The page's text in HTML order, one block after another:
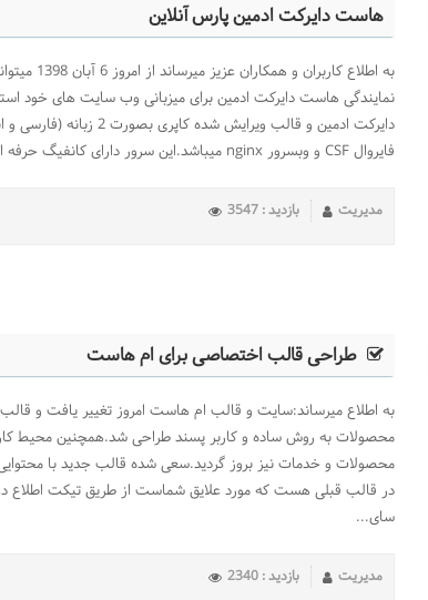
هاست دایرکت ادمین پارس آنلاین
به اطلاع
نمایندگی هاست دایرکت ادمین برای میزبانی وب سایت های خود
فایروال CSF و وبسرور nginx میباشد.این سرور دارای کانفیگ حرفه ای جهت لود...
مدیریت بازدید : 3547
طراحی قالب اختصاصی برای ام هاست
به اطلاع میرساند:سایت و قالب ام هاست امروز تغییر یافت و
محصولات به روش ساده و کاربر پسند طراحی شد.همچنین محیط
محصولات و خدمات نیز بروز گردید.سعی شده قالب جدید با
در قالب قبلی هست که مورد علایق شماست از طریق تیکت اطلاع
سای...
مدیریت بازدید : 2340